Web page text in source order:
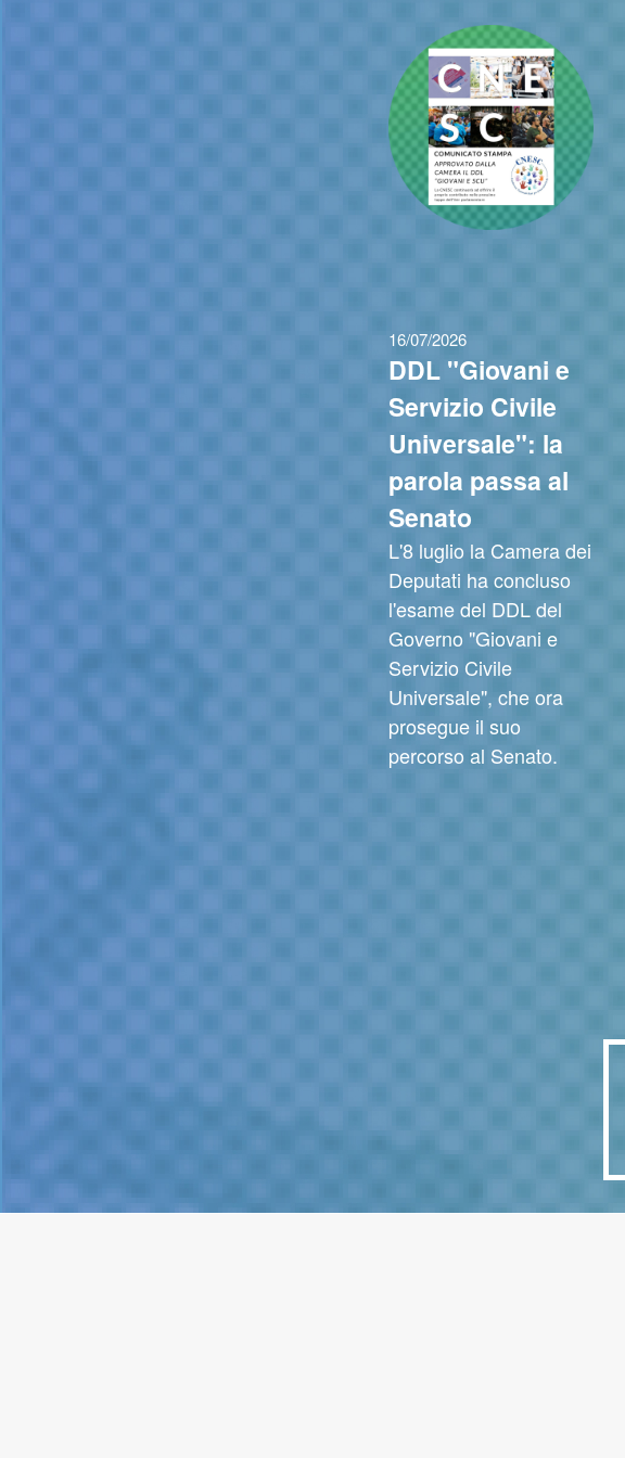
16/07/2026
DDL "Giovani e
Servizio Civile
Universale": la
parola passa al
Senato
L'8 luglio la Camera dei
Deputati ha concluso
l'esame del DDL del
Governo "Giovani e
Servizio Civile
Universale", che ora
prosegue il suo
percorso al Senato.